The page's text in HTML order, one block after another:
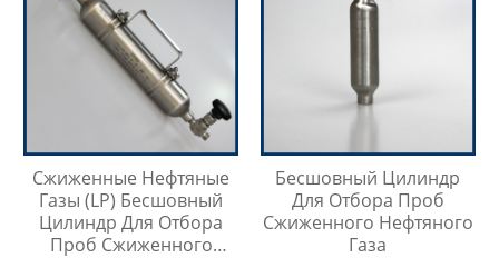
Сжиженные Нефтяные
Газы (LP) Бесшовный
Цилиндр Для Отбора
Проб Сжиженного
Бесшовный Цилиндр
Для Отбора Проб
Сжиженного Нефтяного
Газа